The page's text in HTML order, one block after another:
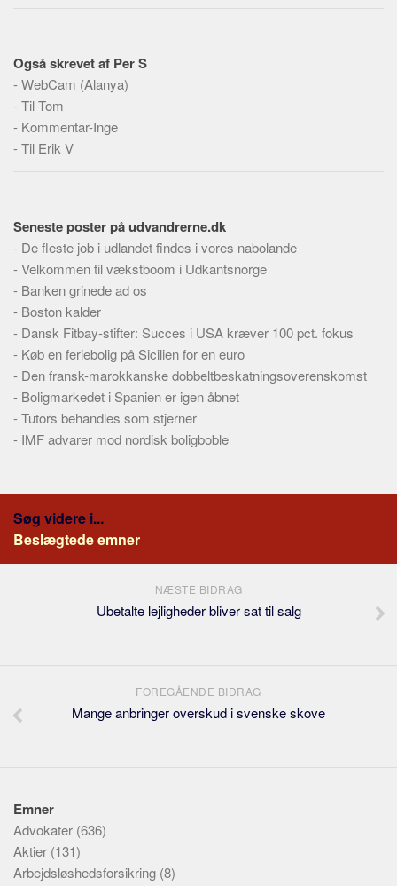
Dokumenttyper
Emner
Skribenter
Personer
Om
Webstedet
Forhistorien
Redigering
Tekstannoncer
Hjælp
Også skrevet af Per S
-WebCam (Alanya)
-Til Tom
- Kommentar-Inge
-Til Erik V
Seneste poster på udvandrerne.dk
- De fleste job i udlandet findes i vores nabolande
-Velkommen til vækstboom i Udkantsnorge
- Banken grinede ad os
- Boston kalder
- Dansk Fitbay-stifter: Succes i USA kræver 100 pct. fokus
- Køb en feriebolig på Sicilien for en euro
- Den fransk-marokkanske dobbeltbeskatningsoverenskomst
- Boligmarkedet i Spanien er igen åbnet
-Tutors behandles som stjerner
- IMF advarer mod nordisk boligboble
Søg videre i...
Beslægtede emner
NÆSTE BIDRAG
Ubetalte lejligheder bliver sat til salg
FOREGÅENDE BIDRAG
Mange anbringer overskud i svenske skove
Emner
Advokater (636)
Aktier (131)
Arbejdsløshedsforsikring (8)